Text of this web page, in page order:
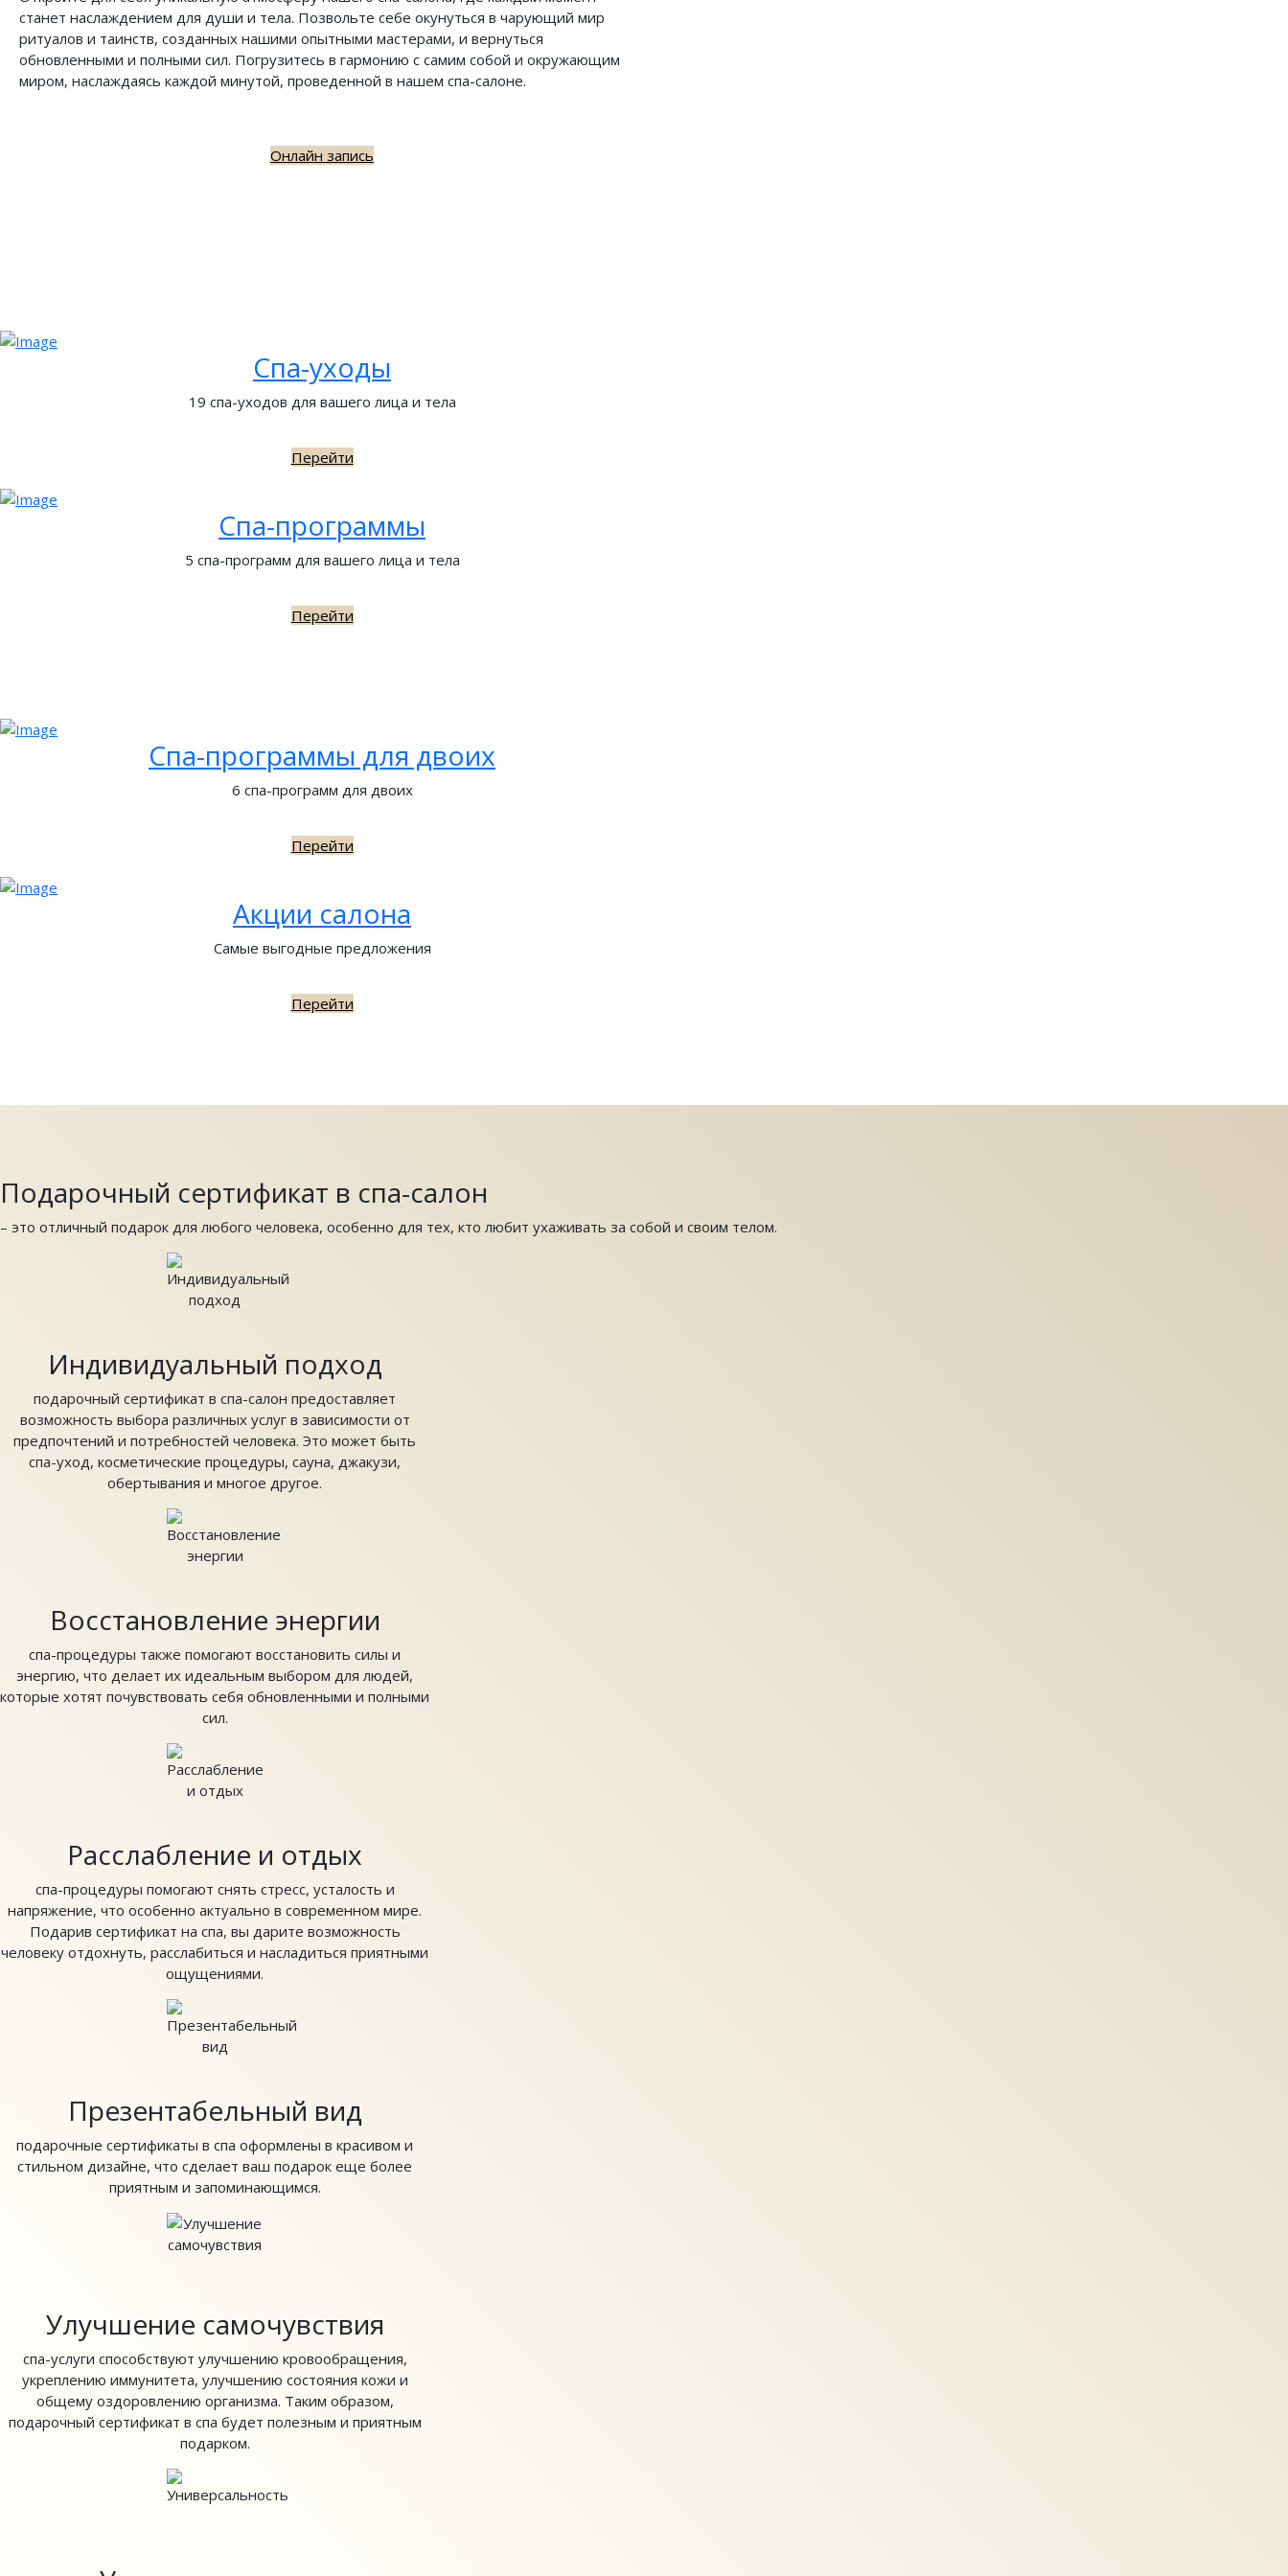
станет наслаждением для души и тела. Позвольте себе окунуться в чарующий мир
ритуалов и таинств, созданных нашими опытными мастерами, и вернуться
обновленными и полными сил. Погрузитесь в гармонию с самим собой и окружающим
миром, наслаждаясь каждой минутой, проведенной в нашем спа-салоне.
Онлайн запись
Спа-уходы
19 спа-уходов для вашего лица и тела
Перейти
Спа-программы
5 спа-программ для вашего лица и тела
Перейти
Спа-программы для двоих
6 спа-программ для двоих
Перейти
Акции салона
Самые выгодные предложения
Перейти
Подарочный сертификат в спа-салон
– это отличный подарок для любого человека, особенно для тех, кто любит ухаживать за собой и своим телом.
Индивидуальный подход
подарочный сертификат в спа-салон предоставляет
возможность выбора различных услуг в зависимости от
предпочтений и потребностей человека. Это может быть
спа-уход, косметические процедуры, сауна, джакузи,
обертывания и многое другое.
Восстановление энергии
спа-процедуры также помогают восстановить силы и
энергию, что делает их идеальным выбором для людей,
которые хотят почувствовать себя обновленными и полными
сил.
Расслабление и отдых
спа-процедуры помогают снять стресс, усталость и
напряжение, что особенно актуально в современном мире.
Подарив сертификат на спа, вы дарите возможность
человеку отдохнуть, расслабиться и насладиться приятными
ощущениями.
Презентабельный вид
подарочные сертификаты в спа оформлены в красивом и
стильном дизайне, что сделает ваш подарок еще более
приятным и запоминающимся.
Улучшение самочувствия
спа-услуги способствуют улучшению кровообращения,
укреплению иммунитета, улучшению состояния кожи и
общему оздоровлению организма. Таким образом,
подарочный сертификат в спа будет полезным и приятным
подарком.